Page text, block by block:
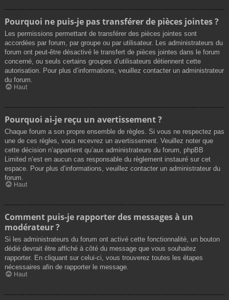
Pourquoi ne puis-je pas transférer de pièces jointes ?
Les permissions permettant de transférer des pièces jointes sont
accordées par forum, par groupe ou par utilisateur. Les administrateurs du
forum ont peut-être désactivé le transfert de pièces jointes dans le forum
concerné, ou seuls certains groupes d’utilisateurs détiennent cette
autorisation. Pour plus d’informations, veuillez contacter un administrateur
du forum.
Haut
Pourquoi ai-je reçu un avertissement ?
Chaque forum a son propre ensemble de règles. Si vous ne respectez pas
une de ces règles, vous recevrez un avertissement. Veuillez noter que
cette décision n’appartient qu’aux administrateurs du forum, phpBB
Limited n’est en aucun cas responsable du règlement instauré sur cet
espace. Pour plus d’informations, veuillez contacter un administrateur du
forum.
Haut
Comment puis-je rapporter des messages à un
modérateur ?
Si les administrateurs du forum ont activé cette fonctionnalité, un bouton
dédié devrait être affiché à côté du message que vous souhaitez
rapporter. En cliquant sur celui-ci, vous trouverez toutes les étapes
nécessaires afin de rapporter le message.
Haut